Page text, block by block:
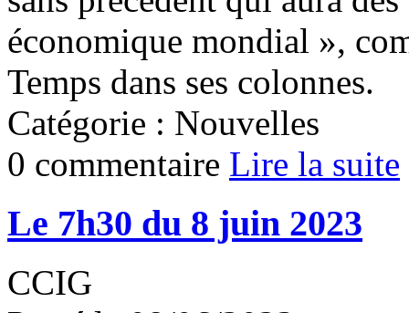
économique mondial »,
Temps dans ses colonnes.
Catégorie : Nouvelles
0 commentaire Lire la suite
Le 7h30 du 8 juin 2023
CCIG